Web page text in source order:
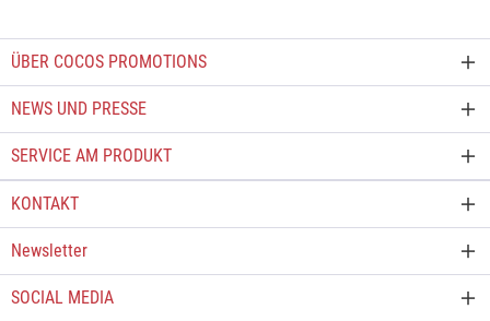
ÜBER COCOS PROMOTIONS
NEWS UND PRESSE
SERVICE AM PRODUKT
KONTAKT
Newsletter
SOCIAL MEDIA